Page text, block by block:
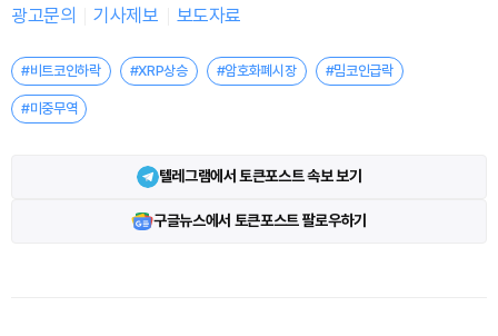
광고문의 기사제보 보도자료
#비트코인하락 #XRP상승 #암호화폐시장 #밈코인급락
#미중무역
텔레그램에서 토큰포스트 속보 보기
구글뉴스에서 토큰포스트 팔로우하기